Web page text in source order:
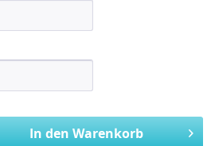
In denWarenkorb